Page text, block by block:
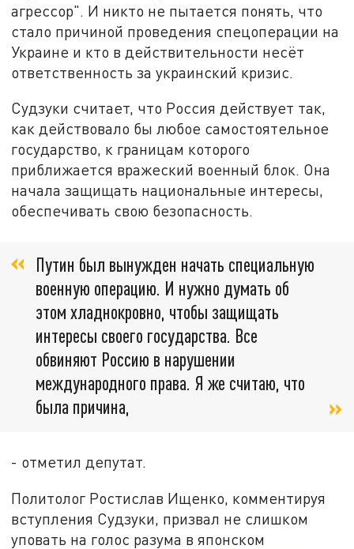
агрессор". И никто не пытается понять, что
стало причиной проведения спецоперации на
Украине и кто в действительности несёт
ответственность за украинский кризис.
Судзуки считает, что Россия действует так,
как действовало бы любое самостоятельное
государство, к границам которого
приближается вражеский военный блок. Она
начала защищать национальные интересы,
обеспечивать свою безопасность.
Путин был вынужден начать специальную
военную операцию. И нужно думать об
этом хладнокровно, чтобы защищать
интересы своего государства. Все
обвиняют Россию в нарушении
международного права. Я же считаю, что
была причина,
- отметил депутат.
Политолог Ростислав Ищенко, комментируя
вступления Судзуки, призвал не слишком
уповать на голос разума в японском